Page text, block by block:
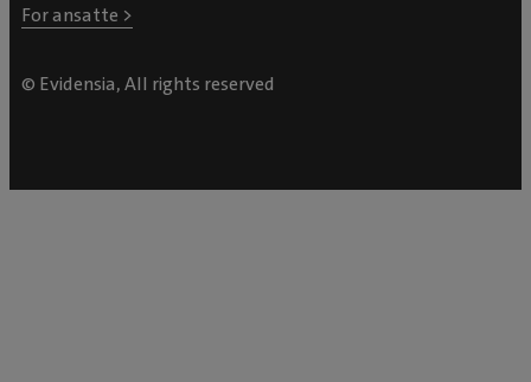
For ansatte >
© Evidensia, All rights reserved